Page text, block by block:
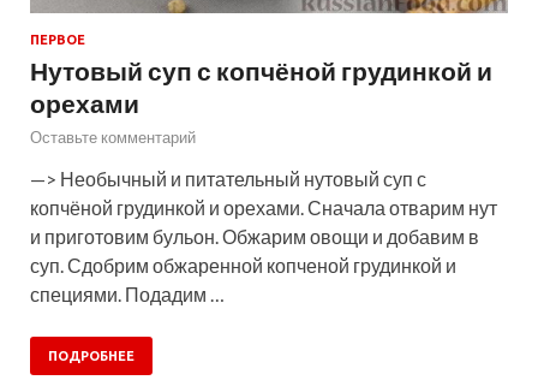
ПЕРВОЕ
Нутовый суп с копчёной грудинкой и
орехами
Оставьте комментарий
—> Необычный и питательный нутовый суп с
копчёной грудинкой и орехами. Сначала отварим нут
и приготовим бульон. Обжарим овощи и добавим в
суп. Сдобрим обжаренной копченой грудинкой и
специями. Подадим …
ПОДРОБНЕЕ